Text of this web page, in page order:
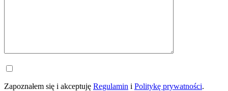
Zapoznałem się i akceptuję Regulamin i Politykę prywatności.